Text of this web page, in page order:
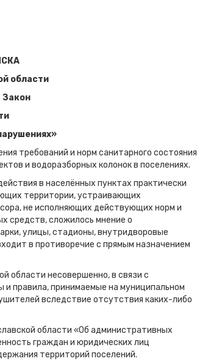
области
Закон
требований и норм санитарного состояния
и водоразборных колонок в поселениях.
в населённых пунктах практически
территории, устраивающих
не исполняющих действующих норм и
средств, сложилось мнение о
улицы, стадионы, внутридворовые
в противоречие с прямым назначением
области несовершенно, в связи с
правила, принимаемые на муниципальном
вследствие отсутствия каких-либо
области «Об административных
граждан и юридических лиц
территорий поселений.